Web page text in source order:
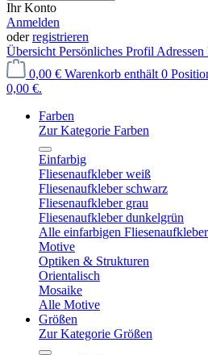
Ihr Konto
Anmelden
oderregistrieren
Übersicht Persönliches Profil Adressen
0,00 € Warenkorb enthält 0
0,00 €.
Farben
Zur Kategorie Farben
Einfarbig
Fliesenaufkleber weiß
Fliesenaufkleber schwarz
Fliesenaufkleber grau
Fliesenaufkleber dunkelgrün
Alle einfarbigen Fliesenaufkleber
Motive
Optiken & Strukturen
Orientalisch
Mosaike
Alle Motive
Größen
Zur Kategorie Größen